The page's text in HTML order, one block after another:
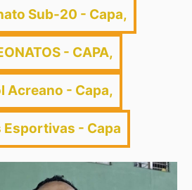
Sub-20 - Capa,
- CAPA,
Acreano - Capa,
Esportivas - Capa